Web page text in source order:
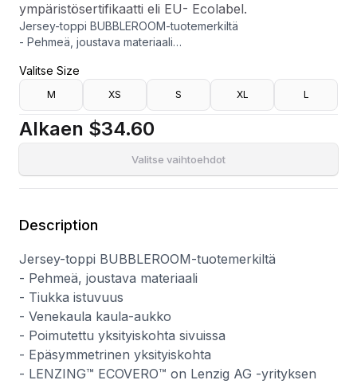
ympäristösertifikaatti eli EU- Ecolabel.
Jersey-toppi BUBBLEROOM-tuotemerkiltä
- Pehmeä, joustava materiaali
- Venekaula kaula-aukko
- Poimutettu yksityiskohta sivuissa
- Epäsymmetrinen yksityiskohta
- LENZING™ ECOVERO™ on Lenzig AG -yrityksen kehittämä
viskoosikuitu. Vaikka se muistuttaa ominaisuuksiltaan
perinteisesti tuotettua viskoosia, tämän kuidun
on merkittävästi ilmastoystävällisempi, käyttäen vähemmän
kemikaaleista, joita käytetään puumassankäsittelyvaiheessa,
kierrätetään suljetussa piirissä. Koko prosessilla, alusta
EU- Ecolabel.
Valitse Size
M XS S XL L
Alkaen $34.60
Valitse vaihtoehdot
Description
Jersey-toppi BUBBLEROOM-tuotemerkiltä
- Pehmeä, joustava materiaali
- Tiukka istuvuus
- Venekaula kaula-aukko
- Poimutettu yksityiskohta sivuissa
- Epäsymmetrinen yksityiskohta
- LENZING™ ECOVERO™ on Lenzig AG -yrityksen